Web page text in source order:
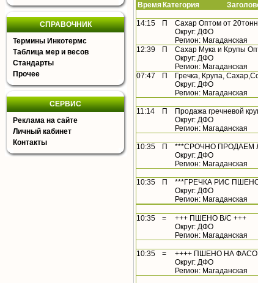
СПРАВОЧНИК
Термины Инкотермс
Таблица мер и весов
Стандарты
Прочее
СЕРВИС
Реклама на сайте
Личный кабинет
Контакты
Время Категория
14:15
П Сахар Оптом от
Округ: ДФО
Регион: Магаданская
12:39 П Сахар Мука и Крупы
Округ: ДФО
Регион: Магаданская
07:47 П
Гречка, Крупа,
Округ: ДФО
Регион: Магаданская
11:14
П
Продажа гречневой
Округ: ДФО
Регион: Магаданская
10:35
П ***СРОЧНО ПРОДАЕМ
Округ: ДФО
Регион: Магаданская
10:35
П ***ГРЕЧКА РИС ПШЕНО
Округ: ДФО
Регион: Магаданская
10:35
=
+++ ПШЕНО В/С +++
Округ: ДФО
Регион: Магаданская
10:35
=
++++ ПШЕНО НА
Округ: ДФО
Регион: Магаданская